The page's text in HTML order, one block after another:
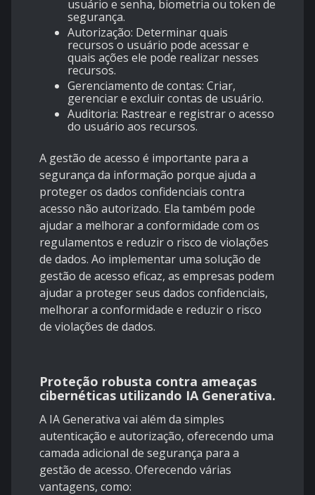
usuário e senha, biometria ou token de
segurança.
Autorização: Determinar quais
recursos o usuário pode acessar e
quais ações ele pode realizar nesses
recursos.
Gerenciamento de contas: Criar,
gerenciar e excluir contas de usuário.
Auditoria: Rastrear e registrar o acesso
do usuário aos recursos.
A gestão de acesso é importante para a
segurança da informação porque ajuda a
proteger os dados confidenciais contra
acesso não autorizado. Ela também pode
ajudar a melhorar a conformidade com os
regulamentos e reduzir o risco de violações
de dados. Ao implementar uma solução de
gestão de acesso eficaz, as empresas podem
ajudar a proteger seus dados confidenciais,
melhorar a conformidade e reduzir o risco
de violações de dados.
Proteção robusta contra ameaças
cibernéticas utilizando IA Generativa.
A IA Generativa vai além da simples
autenticação e autorização, oferecendo uma
camada adicional de segurança para a
gestão de acesso. Oferecendo várias
vantagens, como: